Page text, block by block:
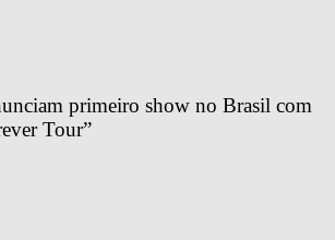
primeiro show no Brasil com
Tour”